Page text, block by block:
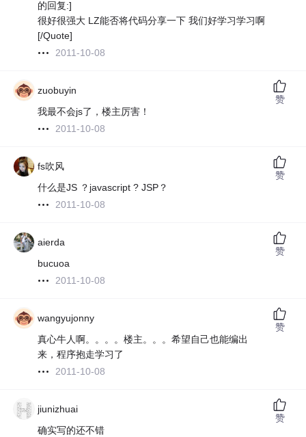
的回复:]
很好很强大 LZ能否将代码分享一下 我们好学习学习啊
[/Quote]
2011-10-08
zuobuyin
我最不会js了，楼主厉害！
2011-10-08
赞
fs吹风
什么是JS ？javascript ? JSP？
2011-10-08
赞
aierda
bucuoa
2011-10-08
赞
wangyujonny
真心牛人啊。。。。楼主。。。希望自己也能编出
来，程序抱走学习了
2011-10-08
赞
jiunizhuai
确实写的还不错
赞